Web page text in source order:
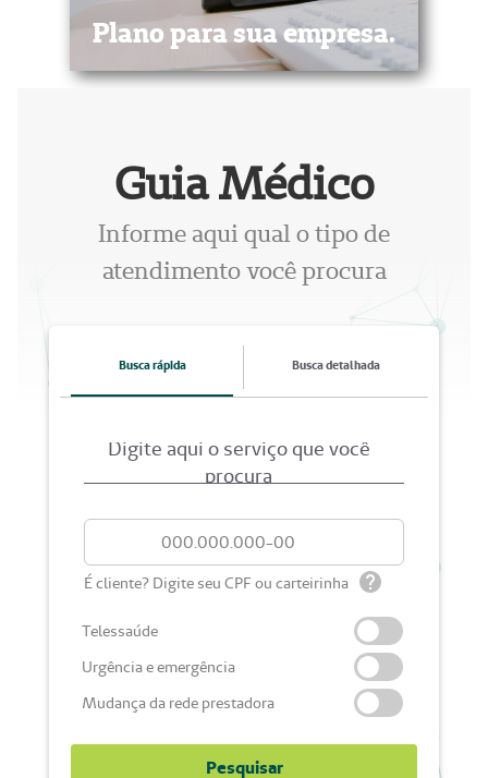
Plano para sua empresa.
Saiba Mais
Guia Médico
Informe aqui qual o tipo de
atendimento você procura
Busca rápida Busca detalhada
Digite aqui o serviço que você
procura
É cliente? Digite seu CPF ou carteirinha
Telessaúde
Urgência e emergência
Mudança da rede prestadora
Pesquisar